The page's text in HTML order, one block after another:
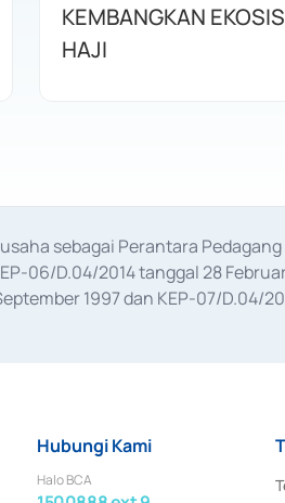
KEMBANGKAN
HAJI
sebagai Perantara
06/D.04/2014 tanggal 28
1997 dan KEP-07/
Hubungi Kami
Halo BCA